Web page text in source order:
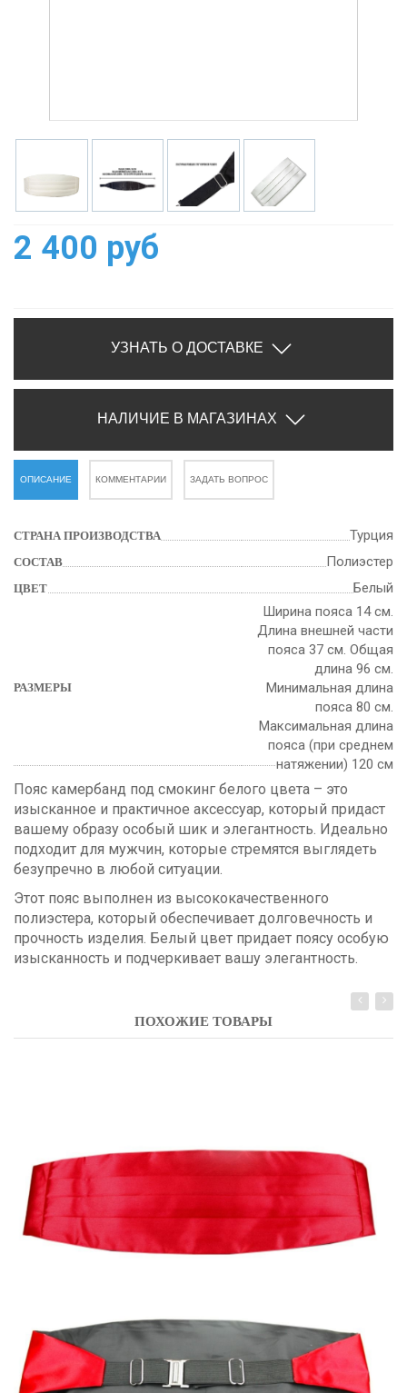
2 400 руб
УЗНАТЬ О ДОСТАВКЕ
НАЛИЧИЕ В МАГАЗИНАХ
ОПИСАНИЕ КОММЕНТАРИИ ЗАДАТЬ ВОПРОС
СТРАНА ПРОИЗВОДСТВА Турция
СОСТАВ Полиэстер
ЦВЕТ Белый
РАЗМЕРЫ
Ширина пояса 14 см.
Длина внешней части
пояса 37 см. Общая
длина 96 см.
Минимальная длина
пояса 80 см.
Максимальная длина
пояса (при среднем
натяжении) 120 см
Пояс камербанд под смокинг белого цвета – это
изысканное и практичное аксессуар, который придаст
вашему образу особый шик и элегантность. Идеально
подходит для мужчин, которые стремятся выглядеть
безупречно в любой ситуации.
Этот пояс выполнен из высококачественного
полиэстера, который обеспечивает долговечность и
прочность изделия. Белый цвет придает поясу особую
изысканность и подчеркивает вашу элегантность.
ПОХОЖИЕ ТОВАРЫ